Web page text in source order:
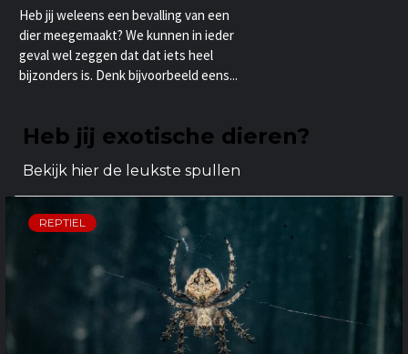
Heb jij weleens een bevalling van een
dier meegemaakt? We kunnen in ieder
geval wel zeggen dat dat iets heel
bijzonders is. Denk bijvoorbeeld eens...
Heb jij exotische dieren?
Bekijk hier de leukste spullen
REPTIEL